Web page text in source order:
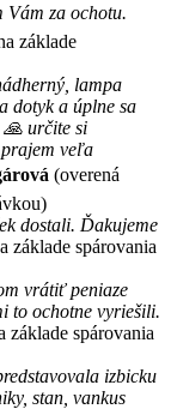
za ochotu.
základe
lampa
dotyk a úplne sa
🙏 určite si
veľa
(overená
dostali. Ďakujeme
základe spárovania
vrátiť peniaze
to ochotne vyriešili.
základe spárovania
izbicku
stan, vankus